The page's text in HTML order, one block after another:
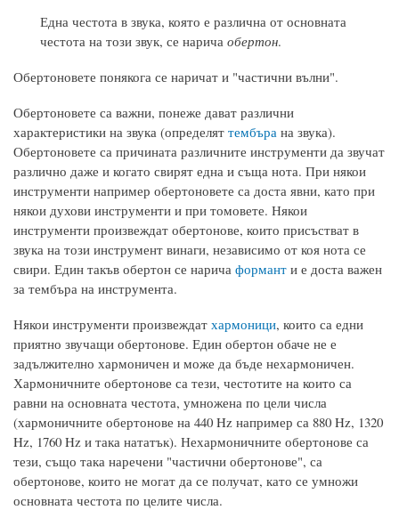
Една честота в звука, която е различна от основната
честота на този звук, се нарича обертон.
Обертоновете понякога се наричат и "частични вълни".
Обертоновете са важни, понеже дават различни
характеристики на звука (определят тембъра на звука).
Обертоновете са причината различните инструменти да звучат
различно даже и когато свирят една и съща нота. При някои
инструменти например обертоновете са доста явни, като при
някои духови инструменти и при томовете. Някои
инструменти произвеждат обертонове, които присъстват в
звука на този инструмент винаги, независимо от коя нота се
свири. Един такъв обертон се нарича формант и е доста важен
за тембъра на инструмента.
Някои инструменти произвеждат хармоници, които са едни
приятно звучащи обертонове. Един обертон обаче не е
задължително хармоничен и може да бъде нехармоничен.
Хармоничните обертонове са тези, честотите на които са
равни на основната честота, умножена по цели числа
(хармоничните обертонове на 440 Hz например са 880 Hz, 1320
Hz, 1760 Hz и така нататък). Нехармоничните обертонове са
тези, също така наречени "частични обертонове", са
обертонове, които не могат да се получат, като се умножи
основната честота по целите числа.